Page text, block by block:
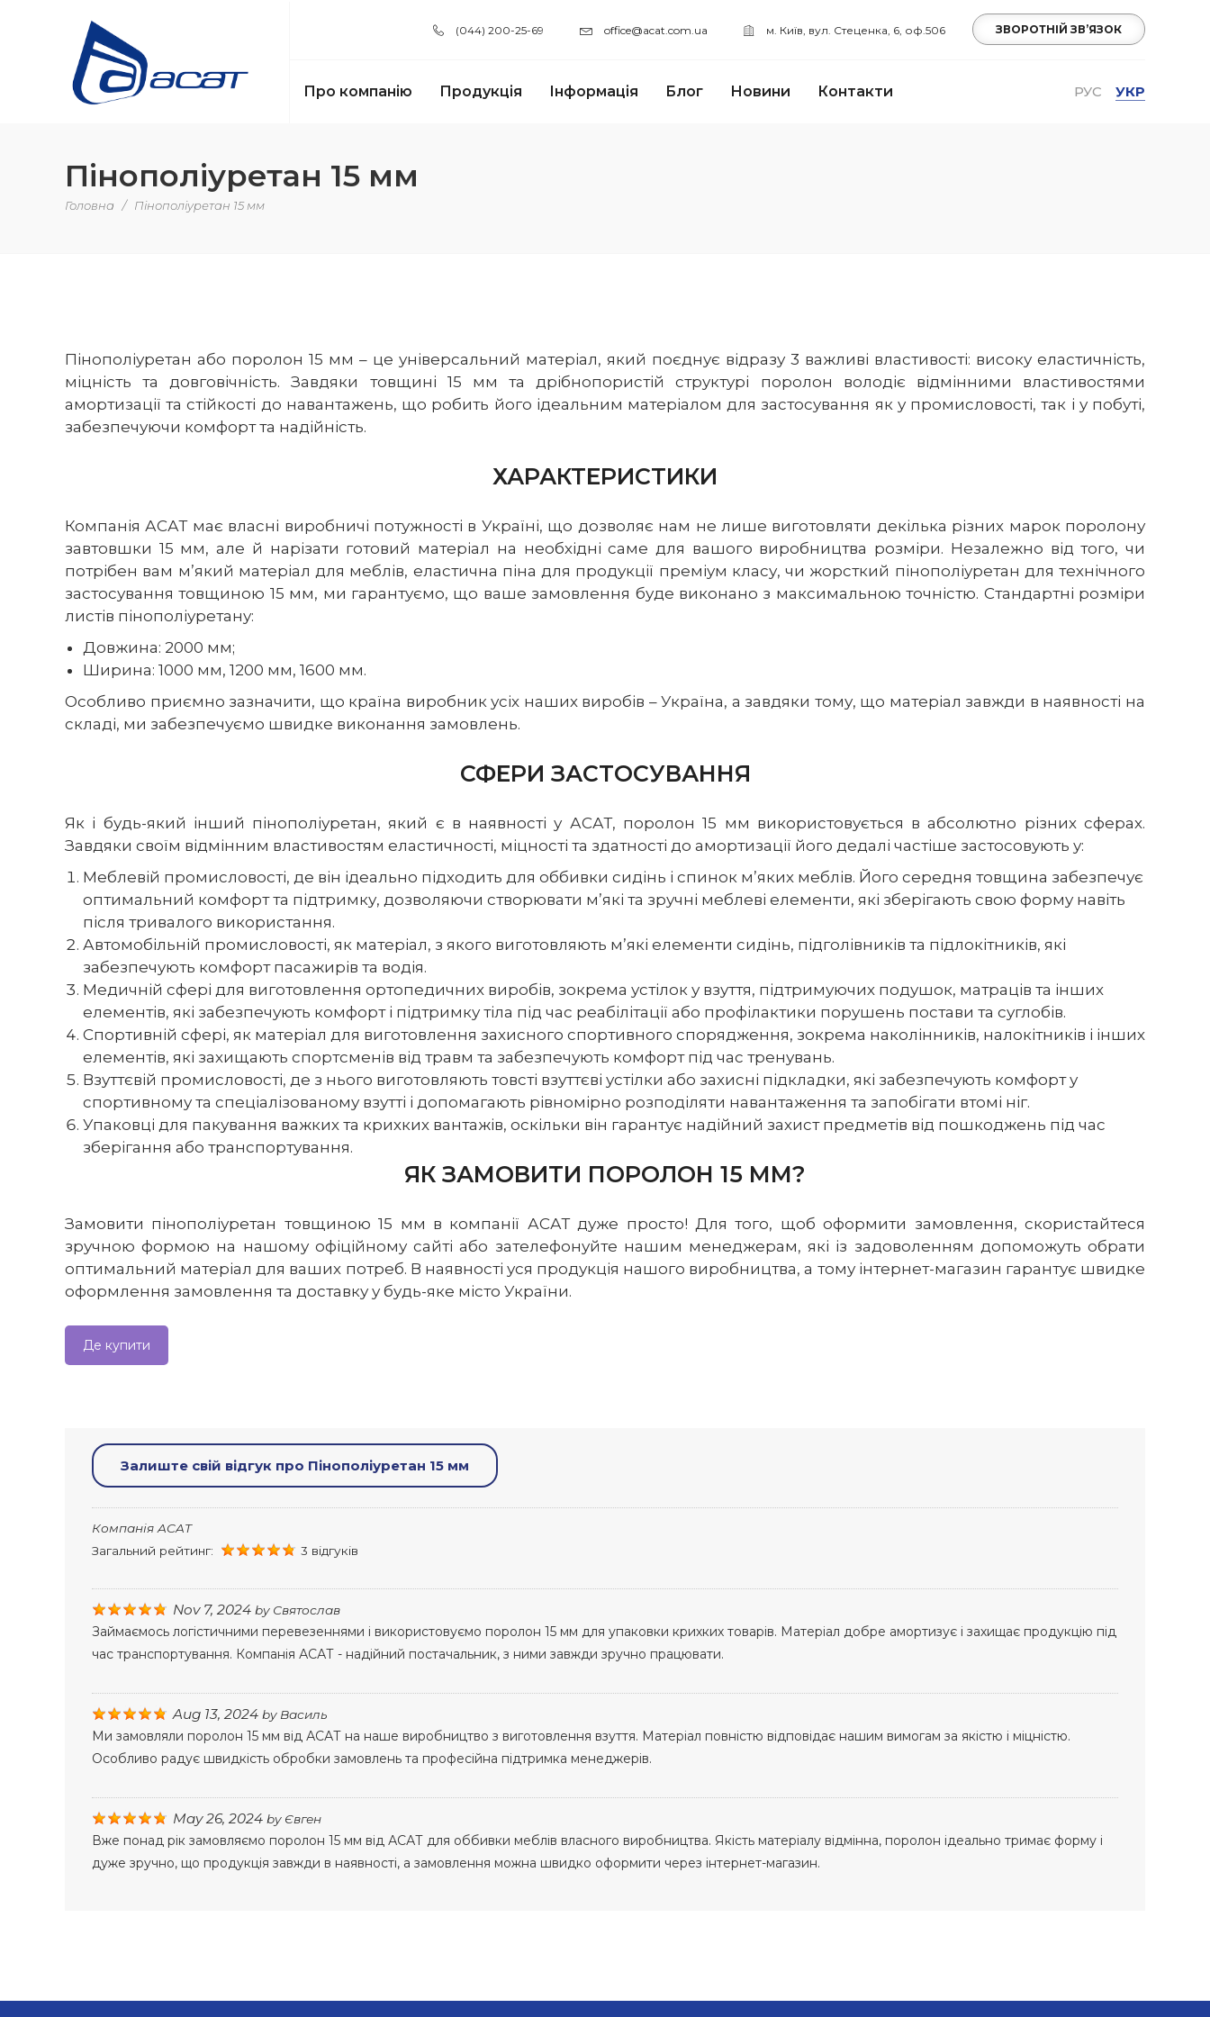
(044) 200-25-69 office@acat.com.ua м. Київ, вул. Стеценка, 6, оф.506 ЗВОРОТНІЙ ЗВ’ЯЗОК
Про компанію Продукція Інформація Блог Новини Контакти РУС УКР
Пінополіуретан 15 мм
Головна / Пінополіуретан 15 мм
Пінополіуретан або поролон 15 мм – це універсальний матеріал, який поєднує відразу 3 важливі властивості: високу еластичність,
міцність та довговічність. Завдяки товщині 15 мм та дрібнопористій структурі поролон володіє відмінними властивостями
амортизації та стійкості до навантажень, що робить його ідеальним матеріалом для застосування як у промисловості, так і у побуті,
забезпечуючи комфорт та надійність.
ХАРАКТЕРИСТИКИ
Компанія АСАТ має власні виробничі потужності в Україні, що дозволяє нам не лише виготовляти декілька різних марок поролону
завтовшки 15 мм, але й нарізати готовий матеріал на необхідні саме для вашого виробництва розміри. Незалежно від того, чи
потрібен вам м’який матеріал для меблів, еластична піна для продукції преміум класу, чи жорсткий пінополіуретан для технічного
застосування товщиною 15 мм, ми гарантуємо, що ваше замовлення буде виконано з максимальною точністю. Стандартні розміри
листів пінополіуретану:
Довжина: 2000 мм;
Ширина: 1000 мм, 1200 мм, 1600 мм.
Особливо приємно зазначити, що країна виробник усіх наших виробів – Україна, а завдяки тому, що матеріал завжди в наявності на
складі, ми забезпечуємо швидке виконання замовлень.
СФЕРИ ЗАСТОСУВАННЯ
Як і будь-який інший пінополіуретан, який є в наявності у АСАТ, поролон 15 мм використовується в абсолютно різних сферах.
Завдяки своїм відмінним властивостям еластичності, міцності та здатності до амортизації його дедалі частіше застосовують у:
Меблевій промисловості, де він ідеально підходить для оббивки сидінь і спинок м’яких меблів. Його середня товщина забезпечує
оптимальний комфорт та підтримку, дозволяючи створювати м’які та зручні меблеві елементи, які зберігають свою форму навіть
після тривалого використання.
Автомобільній промисловості, як матеріал, з якого виготовляють м’які елементи сидінь, підголівників та підлокітників, які
забезпечують комфорт пасажирів та водія.
Медичній сфері для виготовлення ортопедичних виробів, зокрема устілок у взуття, підтримуючих подушок, матраців та інших
елементів, які забезпечують комфорт і підтримку тіла під час реабілітації або профілактики порушень постави та суглобів.
Спортивній сфері, як матеріал для виготовлення захисного спортивного спорядження, зокрема наколінників, налокітників і інших
елементів, які захищають спортсменів від травм та забезпечують комфорт під час тренувань.
Взуттєвій промисловості, де з нього виготовляють товсті взуттєві устілки або захисні підкладки, які забезпечують комфорт у
спортивному та спеціалізованому взутті і допомагають рівномірно розподіляти навантаження та запобігати втомі ніг.
Упаковці для пакування важких та крихких вантажів, оскільки він гарантує надійний захист предметів від пошкоджень під час
зберігання або транспортування.
ЯК ЗАМОВИТИ ПОРОЛОН 15 ММ?
Замовити пінополіуретан товщиною 15 мм в компанії АСАТ дуже просто! Для того, щоб оформити замовлення, скористайтеся
зручною формою на нашому офіційному сайті або зателефонуйте нашим менеджерам, які із задоволенням допоможуть обрати
оптимальний матеріал для ваших потреб. В наявності уся продукція нашого виробництва, а тому інтернет-магазин гарантує швидке
оформлення замовлення та доставку у будь-яке місто України.
Де купити
Залиште свій відгук про Пінополіуретан 15 мм
Компанія ACAT
Загальний рейтинг:
3 відгуків
Nov 7, 2024 by Святослав
Займаємось логістичними перевезеннями і використовуємо поролон 15 мм для упаковки крихких товарів. Матеріал добре амортизує і захищає продукцію під
час транспортування. Компанія АСАТ - надійний постачальник, з ними завжди зручно працювати.
Aug 13, 2024 by Василь
Ми замовляли поролон 15 мм від АСАТ на наше виробництво з виготовлення взуття. Матеріал повністю відповідає нашим вимогам за якістю і міцністю.
Особливо радує швидкість обробки замовлень та професійна підтримка менеджерів.
May 26, 2024 by Євген
Вже понад рік замовляємо поролон 15 мм від АСАТ для оббивки меблів власного виробництва. Якість матеріалу відмінна, поролон ідеально тримає форму і
дуже зручно, що продукція завжди в наявності, а замовлення можна швидко оформити через інтернет-магазин.